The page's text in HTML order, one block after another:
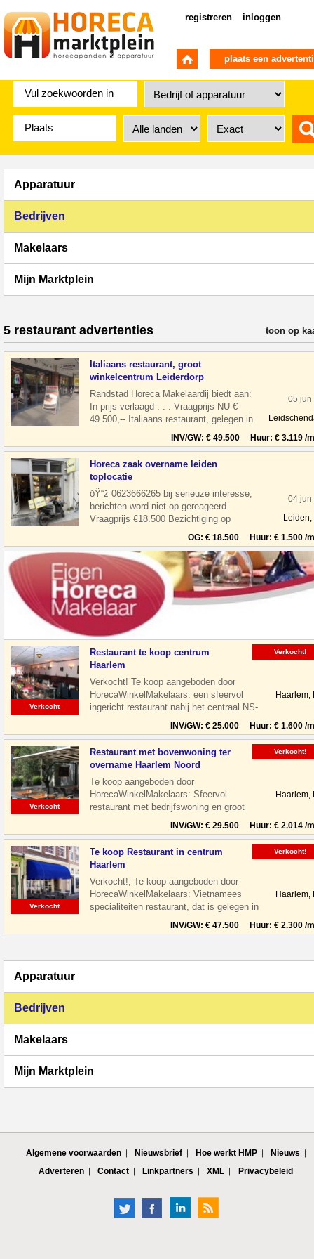
registreren inloggen
plaats een
Apparatuur
Bedrijven
Makelaars
Mijn Marktplein
5 restaurant advertenties verfijn
toon op
Italiaans restaurant, groot
winkelcentrum Leiderdorp
Randstad Horeca Makelaardij biedt aan:
In prijs verlaagd . . . Vraagprijs NU €
49.500,-- Italiaans restaurant, gelegen in
een groot winkelcentrum Wink
05 jun
INV/GW: € 49.500 Huur: € 3.119 /
Horeca zaak overname leiden
toplocatie
ðŸ“ž 0623666265 bij serieuze interesse,
berichten word niet op gereageerd.
Vraagprijs €18.500 Bezichtiging op
afspraak Overname horeca zaak in leiden
04 jun
Leiden,
OG: € 18.500 Huur: € 1.500 /
Verkocht
Restaurant te koop centrum
Haarlem
Verkocht! Te koop aangeboden door
HorecaWinkelMakelaars: een sfeervol
ingericht restaurant nabij het centraal NS-
Haarlem,
INV/GW: € 25.000 Huur: € 1.600 /
Verkocht!
Verkocht
Restaurant met bovenwoning ter
overname Haarlem Noord
Te koop aangeboden door
HorecaWinkelMakelaars: Sfeervol
restaurant met bedrijfswoning en groot
Haarlem Noord. De
Haarlem,
INV/GW: € 29.500 Huur: € 2.014 /
Verkocht!
Verkocht
Te koop Restaurant in centrum
Haarlem
Verkocht!, Te koop aangeboden door
HorecaWinkelMakelaars: Vietnamees
specialiteiten restaurant, dat is gelegen in
Haarlem,
INV/GW: € 47.500 Huur: € 2.300 /
Verkocht!
Apparatuur
Bedrijven
Makelaars
Mijn Marktplein
Algemene voorwaarden Nieuwsbrief Hoe werkt HMP
Nieuws
Adverteren
Contact Linkpartners XML Privacybeleid